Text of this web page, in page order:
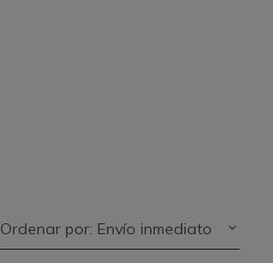
Ordenar por: Envío inmediato